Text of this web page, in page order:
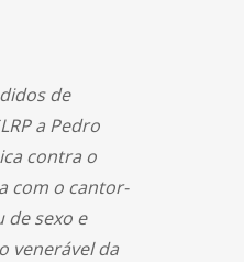
de
a Pedro
contra o
com o cantor-
sexo e
venerável da